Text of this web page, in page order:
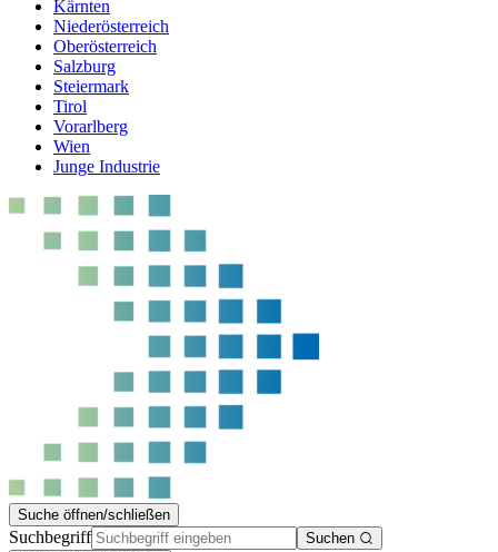
Kärnten
Niederösterreich
Oberösterreich
Salzburg
Steiermark
Tirol
Vorarlberg
Wien
Junge Industrie
Suche öffnen/schließen
Suchbegriff
Suchen